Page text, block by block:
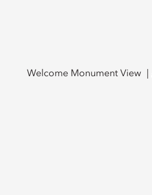
Welcome Monument View